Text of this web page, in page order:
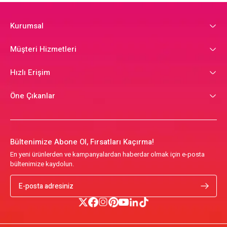
Kurumsal
Müşteri Hizmetleri
Hızlı Erişim
Öne Çıkanlar
Bültenimize Abone Ol, Fırsatları Kaçırma!
En yeni ürünlerden ve kampanyalardan haberdar olmak için e-posta
bültenimize kaydolun.